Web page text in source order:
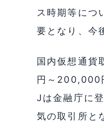
ス時期等につ
要となり、今
国内仮想通貨
円～200,000
Jは金融庁に
気の取引所と